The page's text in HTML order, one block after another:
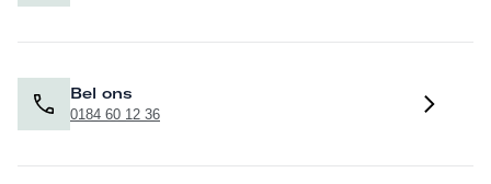
Bel ons
0184 60 12 36